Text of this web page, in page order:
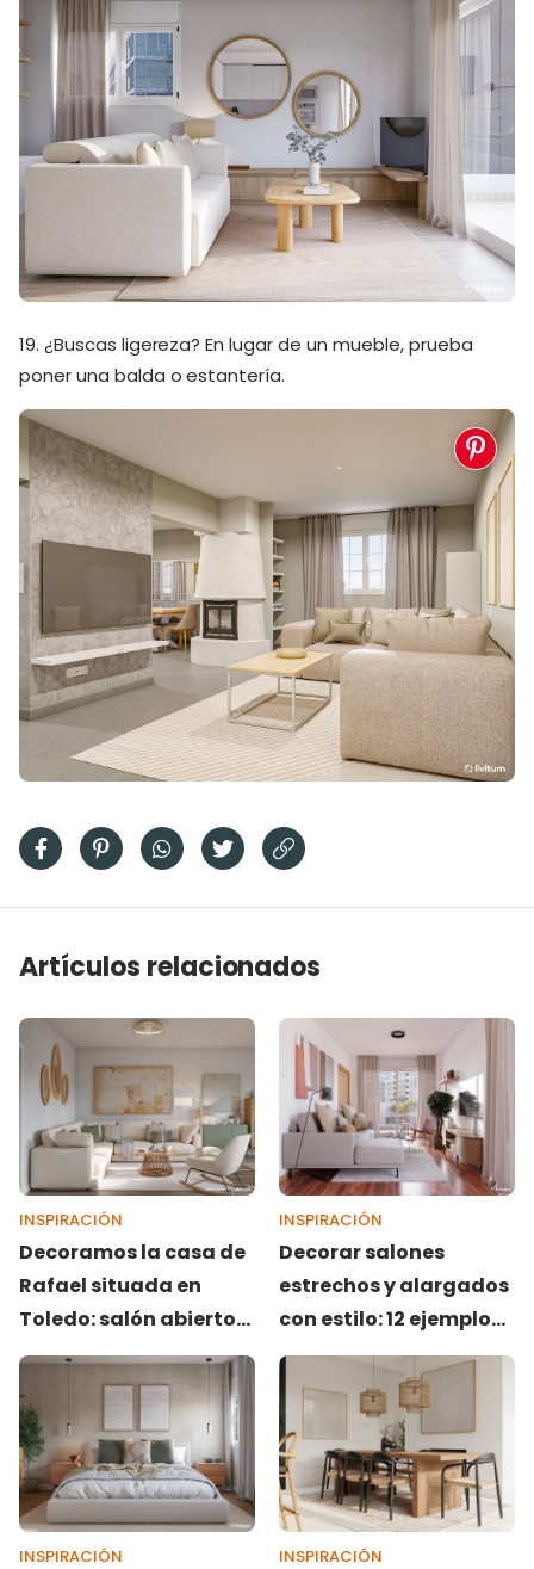
19. ¿Buscas ligereza? En lugar de un mueble, prueba
poner una balda o estantería.
Artículos relacionados
INSPIRACIÓN
Decoramos la casa de
Rafael situada en
Toledo: salón abierto,
recibidor, dormitorio y
INSPIRACIÓN
Decorar salones
estrechos y alargados
con estilo: 12 ejemplos
reales
INSPIRACIÓN INSPIRACIÓN